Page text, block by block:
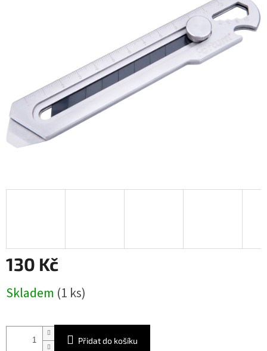
130 Kč
cena:
Skladem (1 ks)
Přidat do košíku